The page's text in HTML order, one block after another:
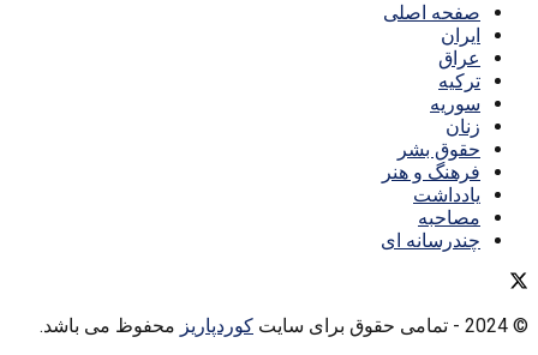
صفحه اصلی
ایران
عراق
ترکیه
سوریه
زنان
حقوق بشر
فرهنگ و هنر
یادداشت
مصاحبه
چندرسانه ای
© 2024 - تمامی حقوق برای سایت کوردپاریز محفوظ می باشد.